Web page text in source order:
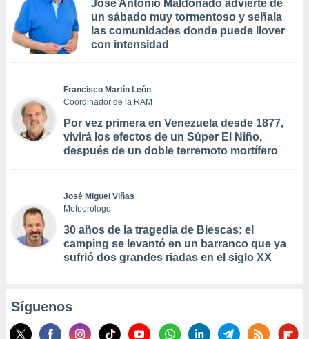
José Antonio Maldonado advierte de
un sábado muy tormentoso y señala
las comunidades donde puede llover
con intensidad
Francisco Martín León
Coordinador de la RAM
Por vez primera en Venezuela desde 1877,
vivirá los efectos de un Súper El Niño,
después de un doble terremoto mortífero
José Miguel Viñas
Meteorólogo
30 años de la tragedia de Biescas: el
camping se levantó en un barranco que ya
sufrió dos grandes riadas en el siglo XX
Síguenos